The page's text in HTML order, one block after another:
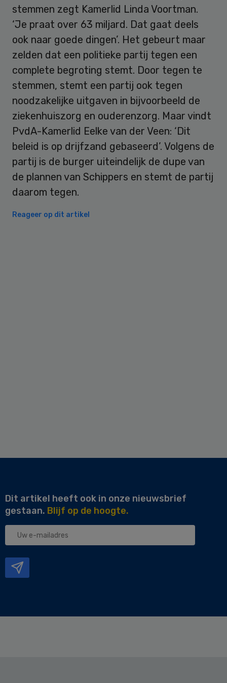
stemmen zegt Kamerlid Linda Voortman.
‘Je praat over 63 miljard. Dat gaat deels
ook naar goede dingen’. Het gebeurt maar
zelden dat een politieke partij tegen een
complete begroting stemt. Door tegen te
stemmen, stemt een partij ook tegen
noodzakelijke uitgaven in bijvoorbeeld de
ziekenhuiszorg en ouderenzorg. Maar vindt
PvdA-Kamerlid Eelke van der Veen: ‘Dit
beleid is op drijfzand gebaseerd’. Volgens de
partij is de burger uiteindelijk de dupe van
de plannen van Schippers en stemt de partij
daarom tegen.
Reageer op dit artikel
Dit artikel heeft ook in onze nieuwsbrief
gestaan. Blijf op de hoogte.
Uw